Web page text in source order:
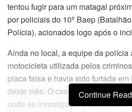
tentou fugir para um matagal
por policiais do 10º Baep
Polícia), acionados logo após o
Ainda no local, a equipe da polícia
motocicleta utilizada pelos
placa falsa e havia sido furtada
deste mês. O caso foi registrado
onde as investigações continuam.
Continue